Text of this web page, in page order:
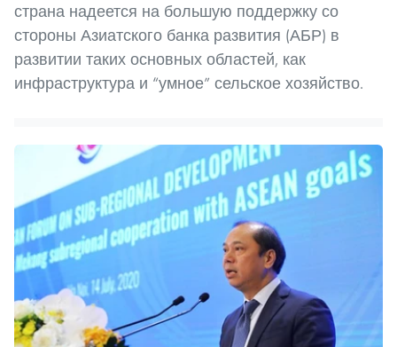
страна надеется на большую поддержку со
стороны Азиатского банка развития (АБР) в
развитии таких основных областей, как
инфраструктура и “умное” сельское хозяйство.